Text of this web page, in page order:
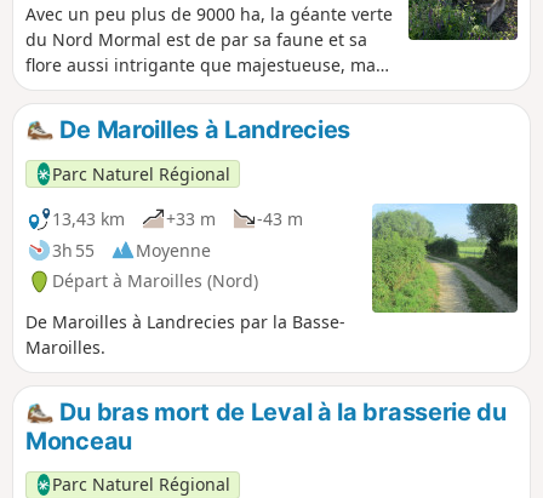
Avec un peu plus de 9000 ha, la géante verte
du Nord Mormal est de par sa faune et sa
flore aussi intrigante que majestueuse, mais
en connaissez-vous le cœur ? Si le dicton
célèbre veut que tous les chemins mènent à
Rome, ici, tous les chemins mènent à
Locquignol. Un charmant petit village riche
en histoire qui était à l'origine un simple
point de rendez-vous de chasse des comtés
de Hainaut. Au travers ce circuit accessible à
tous, je vous invite à faire un bref pèlerinage
à travers la Forêt de Mormal pour y
découvrir son cœur. Les balises n'existent
pas car cette randonnée est une création
d'une locale (moi-même). Il ne s'agit pas
d'un circuit GR®. Il faut donc suivre la carte
indiquée avec votre téléphone en temps
réel.
De Maroilles à Landrecies
Parc Naturel Régional
13,43 km
+33 m
-43 m
3h 55
Moyenne
Départ à Maroilles (Nord)
De Maroilles à Landrecies par la Basse-
Maroilles.
Du bras mort de Leval à la brasserie du
Monceau
Parc Naturel Régional